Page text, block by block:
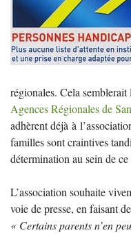
régionales. Cela
Agences Régionales de
adhèrent déjà à
familles sont craintives
détermination au sein de
L’association souhaite
voie de presse, en faisant
« Certains parents n’en